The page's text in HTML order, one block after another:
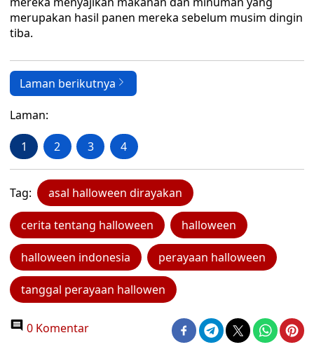
merupakan hasil panen mereka sebelum musim dingin
tiba.
Laman berikutnya
Laman:
1 2 3 4
Tag: asal halloween dirayakan
cerita tentang halloween halloween
halloween indonesia perayaan halloween
tanggal perayaan hallowen
0 Komentar